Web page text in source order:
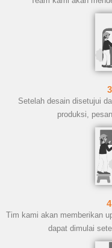
Setelah desain disetujui
produksi,
Tim kami akan memberikan
dapat dimulai